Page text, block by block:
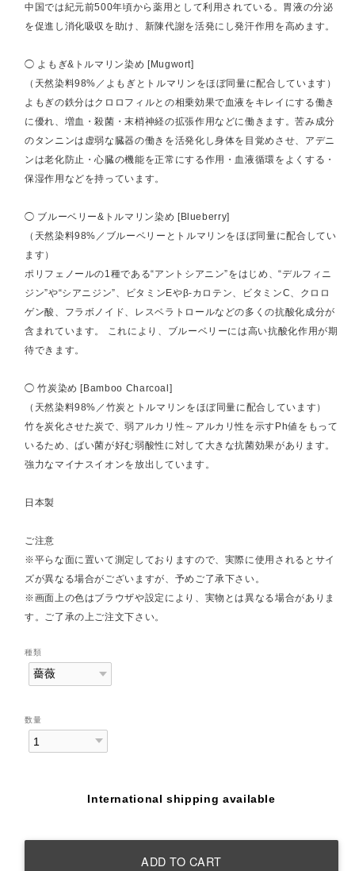
中国では紀元前500年頃から薬用として利用されている。胃液の分泌
を促進し消化吸収を助け、新陳代謝を活発にし発汗作用を高めます。
◯ よもぎ&トルマリン染め [Mugwort]
（天然染料98%／よもぎとトルマリンをほぼ同量に配合しています）
よもぎの鉄分はクロロフィルとの相乗効果で血液をキレイにする働き
に優れ、増血・殺菌・末梢神経の拡張作用などに働きます。苦み成分
のタンニンは虚弱な臓器の働きを活発化し身体を目覚めさせ、アデニ
ンは老化防止・心臓の機能を正常にする作用・血液循環をよくする・
保湿作用などを持っています。
◯ ブルーベリー&トルマリン染め [Blueberry]
（天然染料98%／ブルーベリーとトルマリンをほぼ同量に配合してい
ます）
ポリフェノールの1種である“アントシアニン”をはじめ、“デルフィニ
ジン”や“シアニジン”、ビタミンEやβ-カロテン、ビタミンC、クロロ
ゲン酸、フラボノイド、レスベラトロールなどの多くの抗酸化成分が
含まれています。 これにより、ブルーベリーには高い抗酸化作用が期
待できます。
◯ 竹炭染め [Bamboo Charcoal]
（天然染料98%／竹炭とトルマリンをほぼ同量に配合しています）
竹を炭化させた炭で、弱アルカリ性～アルカリ性を示すPh値をもって
いるため、ばい菌が好む弱酸性に対して大きな抗菌効果があります。
強力なマイナスイオンを放出しています。
日本製
ご注意
※平らな面に置いて測定しておりますので、実際に使用されるとサイ
ズが異なる場合がございますが、予めご了承下さい。
※画面上の色はブラウザや設定により、実物とは異なる場合がありま
す。ご了承の上ご注文下さい。
種類
数量
International shipping available
ADD TO CART